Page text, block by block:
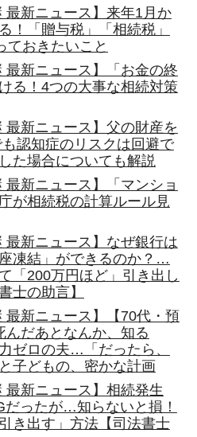
最新ニュース】来年1月か
！「贈与税」「相続税」
ておきたいこと
最新ニュース】「お金の終
る！4つの大事な相続対策
最新ニュース】父の財産を
も認知症のリスクは回避で
た場合についても解説
最新ニュース】「マンショ
が相続税の計算ルール見
最新ニュース】なぜ銀行は
凍結」ができるのか？…
「200万円ほど」引き出し
士の助言】
最新ニュース】【70代・預
だあとなんか、知る
ゼロの夫…「だったら、
子どもの、密かな計画
最新ニュース】相続発生
ったが…知らないと損！
き出す」方法【司法書士